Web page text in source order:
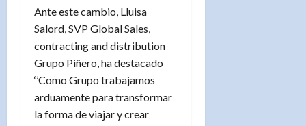
Ante este cambio, Lluisa
Salord, SVP Global Sales,
contracting and distribution
Grupo Piñero, ha destacado
‘’Como Grupo trabajamos
arduamente para transformar
la forma de viajar y crear